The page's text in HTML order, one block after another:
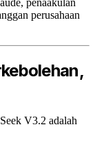
penaakulan
perusahaan
V3.2 adalah